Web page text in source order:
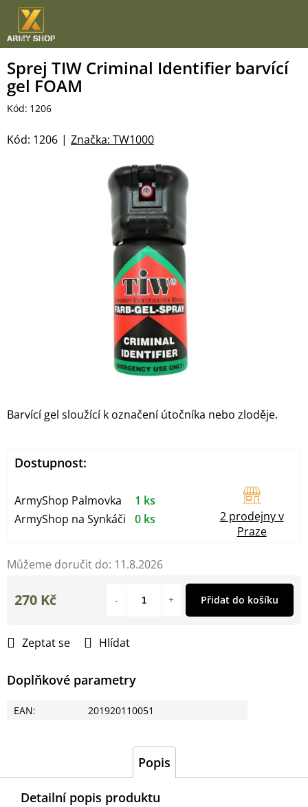
Přejít
obsah
Sprej TIW Criminal Identifier barvící
gel FOAM
Kód: 1206
Značka: TW1000
Kód: 1206
Můžeme doručit do: 11.8.2026
Barvící gel sloužící k označení útočníka nebo zloděje.
Zeptat se Hlídat
Doplňkové parametry
EAN: 201920110051
270 Kč Přidat do košíku
Dostupnost:
ArmyShop Palmovka
1 ks
ArmyShop na Synkáči
0 ks
2 prodejny v
Praze
Popis
Detailní popis produktu